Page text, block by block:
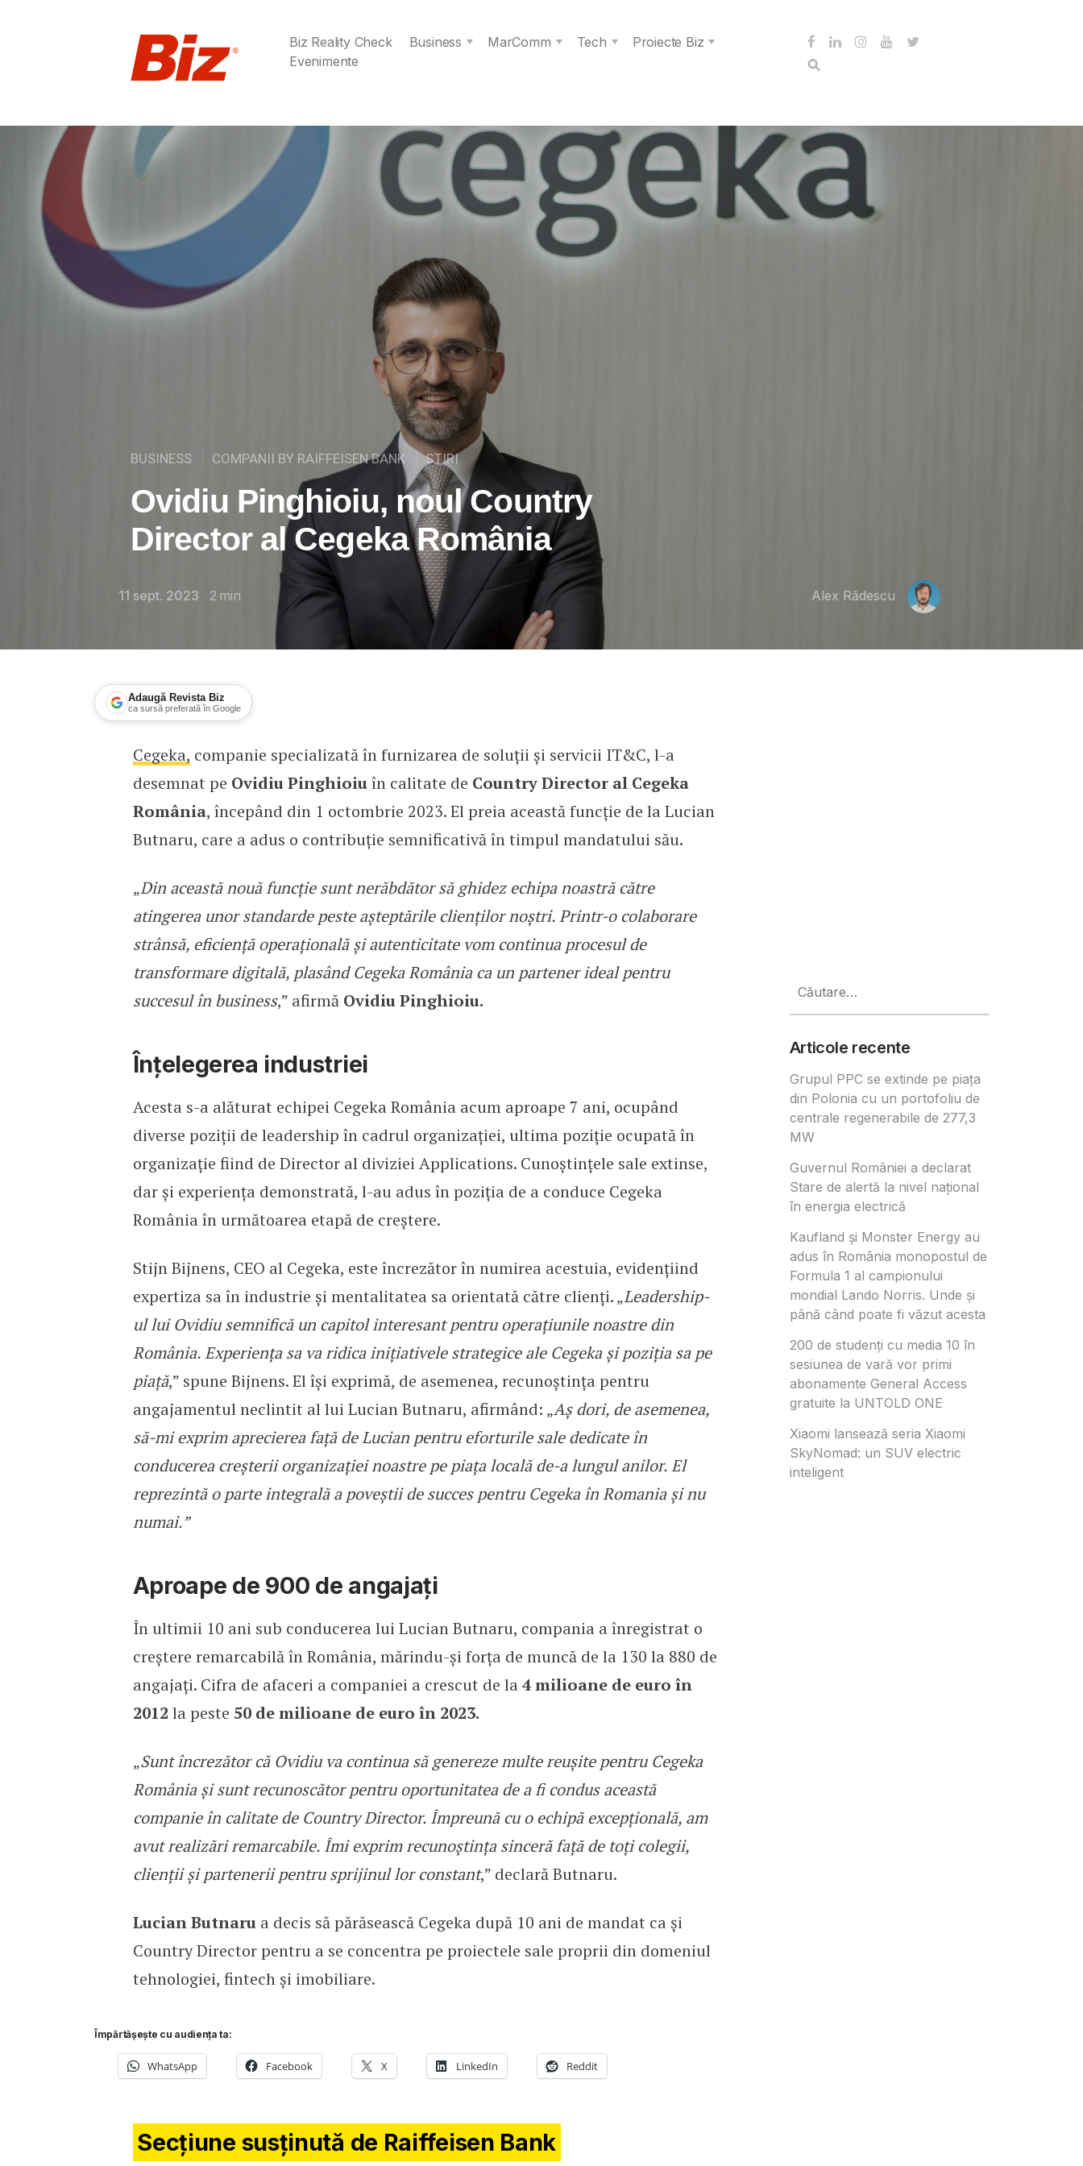
Biz Reality Check Business MarComm Tech
Proiecte Biz
Evenimente
BUSINESS COMPANII BY RAIFFEISEN BANK STIRI
Ovidiu Pinghioiu, noul Country
Director al Cegeka România
11 sept. 2023 2 min Alex Rădescu
Adaugă Revista Biz
ca sursă preferată în Google
Ovidiu Pinghioiu, noul Country Director al Cegeka România
Cegeka, companie specializată în furnizarea de soluții și servicii IT&C, l-a
desemnat pe Ovidiu Pinghioiuîn calitate de Country Director al Cegeka
România, începând din 1 octombrie 2023. El preia această funcție de la Lucian
Butnaru, care a adus o contribuție semnificativă în timpul mandatului său.
„Din această nouă funcție sunt nerăbdător să ghidez echipa noastră către
atingerea unor standarde peste așteptările clienților noștri. Printr-o colaborare
strânsă, eficiență operațională și autenticitate vom continua procesul de
transformare digitală, plasând Cegeka România ca un partener ideal pentru
succesul în business,” afirmă Ovidiu Pinghioiu.
Înțelegerea industriei
Acesta s-a alăturat echipei Cegeka România acum aproape 7 ani, ocupând
diverse poziții de leadership în cadrul organizației, ultima poziție ocupată în
organizație fiind de Director al diviziei Applications. Cunoștințele sale extinse,
dar și experiența demonstrată, l-au adus în poziția de a conduce Cegeka
România în următoarea etapă de creștere.
Stijn Bijnens, CEO al Cegeka, este încrezător în numirea acestuia, evidențiind
expertiza sa în industrie și mentalitatea sa orientată către clienți. „Leadership-
ul lui Ovidiu semnifică un capitol interesant pentru operațiunile noastre din
România. Experiența sa va ridica inițiativele strategice ale Cegeka și poziția sa pe
piață,” spune Bijnens. El își exprimă, de asemenea, recunoștința pentru
angajamentul neclintit al lui Lucian Butnaru, afirmând: „Aș dori, de asemenea,
să-mi exprim aprecierea față de Lucian pentru eforturile sale dedicate în
conducerea creșterii organizației noastre pe piața locală de-a lungul anilor. El
reprezintă o parte integrală a poveștii de succes pentru Cegeka în Romania și nu
numai.”
Aproape de 900 de angajați
În ultimii 10 ani sub conducerea lui Lucian Butnaru, compania a înregistrat o
creștere remarcabilă în România, mărindu-și forța de muncă de la 130 la 880 de
angajați. Cifra de afaceri a companiei a crescut de la 4 milioane de euro în
2012 la peste 50 de milioane de euro în 2023.
„Sunt încrezător că Ovidiu va continua să genereze multe reușite pentru Cegeka
România și sunt recunoscător pentru oportunitatea de a fi condus această
companie în calitate de Country Director. Împreună cu o echipă excepțională, am
avut realizări remarcabile. Îmi exprim recunoștința sinceră față de toți colegii,
clienții și partenerii pentru sprijinul lor constant,” declară Butnaru.
Lucian Butnarua decis să părăsească Cegeka după 10 ani de mandat ca și
Country Director pentru a se concentra pe proiectele sale proprii din domeniul
tehnologiei, fintech și imobiliare.
Împărtășește cu audiența ta:
WhatsApp Facebook X LinkedIn Reddit
Secțiune susținută de Raiffeisen Bank
după:
Articole recente
Grupul PPC se extinde pe piața
din Polonia cu un portofoliu de
centrale regenerabile de 277,3
MW
Guvernul României a declarat
Stare de alertă la nivel național
în energia electrică
Kaufland și Monster Energy au
adus în România monopostul de
Formula 1 al campionului
mondial Lando Norris. Unde și
până când poate fi văzut acesta
200 de studenți cu media 10 în
sesiunea de vară vor primi
abonamente General Access
gratuite la UNTOLD ONE
Xiaomi lansează seria Xiaomi
SkyNomad: un SUV electric
inteligent